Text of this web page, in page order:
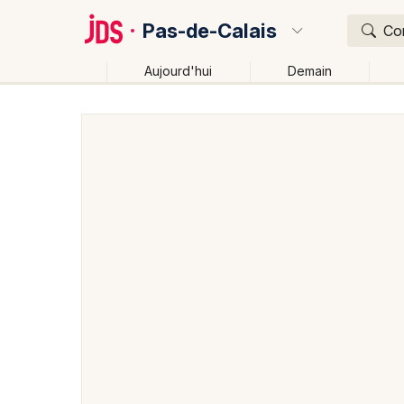
Pas-de-Calais
Aujourd'hui Demain